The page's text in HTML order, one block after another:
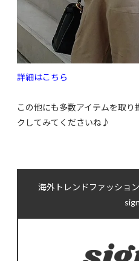
詳細はこちら
この他にも多数アイテムを取り
クしてみてくださいね♪
海外トレンドファッショ